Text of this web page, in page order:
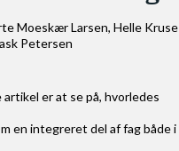
Moeskær Larsen, Helle Kruse
Petersen
er at se på, hvorledes
en integreret del af fag både i